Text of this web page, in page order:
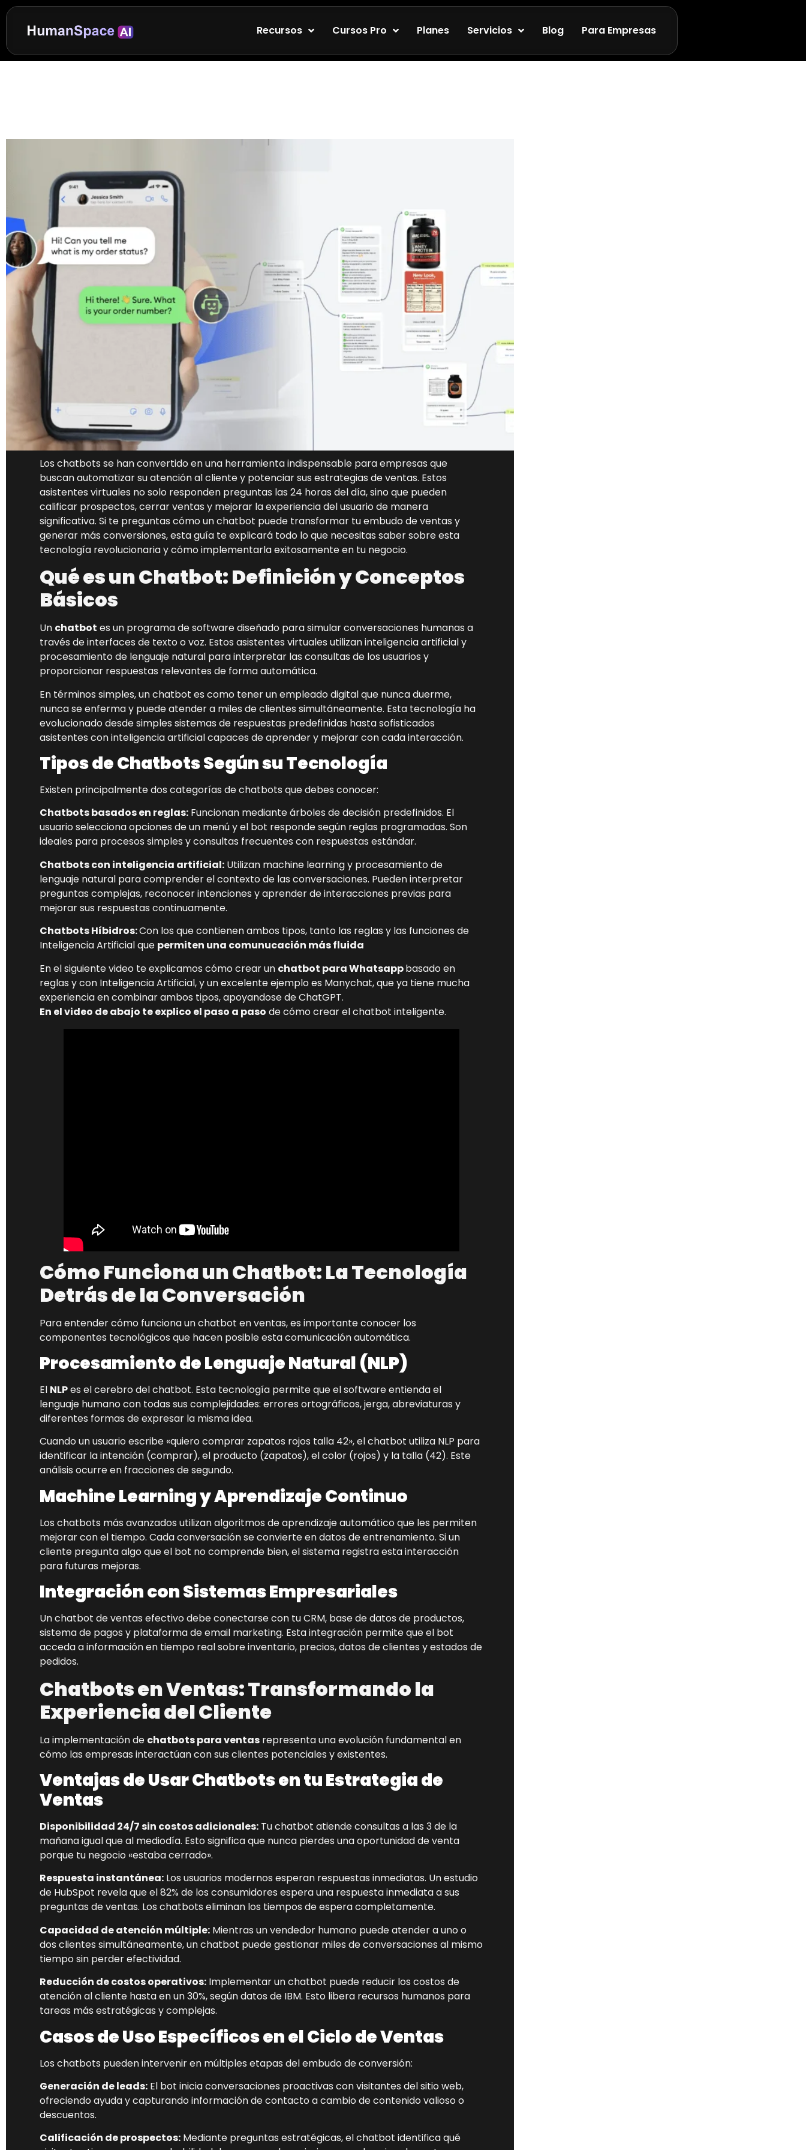
Recursos Cursos Pro Planes Servicios Blog Para Empresas
Los chatbots se han convertido en una herramienta indispensable para empresas que
buscan automatizar su atención al cliente y potenciar sus estrategias de ventas. Estos
asistentes virtuales no solo responden preguntas las 24 horas del día, sino que pueden
calificar prospectos, cerrar ventas y mejorar la experiencia del usuario de manera
significativa. Si te preguntas cómo un chatbot puede transformar tu embudo de ventas y
generar más conversiones, esta guía te explicará todo lo que necesitas saber sobre esta
tecnología revolucionaria y cómo implementarla exitosamente en tu negocio.
Qué es un Chatbot: Definición y Conceptos
Básicos
Un chatbot es un programa de software diseñado para simular conversaciones humanas a
través de interfaces de texto o voz. Estos asistentes virtuales utilizan inteligencia artificial y
procesamiento de lenguaje natural para interpretar las consultas de los usuarios y
proporcionar respuestas relevantes de forma automática.
En términos simples, un chatbot es como tener un empleado digital que nunca duerme,
nunca se enferma y puede atender a miles de clientes simultáneamente. Esta tecnología ha
evolucionado desde simples sistemas de respuestas predefinidas hasta sofisticados
asistentes con inteligencia artificial capaces de aprender y mejorar con cada interacción.
Tipos de Chatbots Según su Tecnología
Existen principalmente dos categorías de chatbots que debes conocer:
Chatbots basados en reglas:Funcionan mediante árboles de decisión predefinidos. El
usuario selecciona opciones de un menú y el bot responde según reglas programadas. Son
ideales para procesos simples y consultas frecuentes con respuestas estándar.
Chatbots con inteligencia artificial:Utilizan machine learning y procesamiento de
lenguaje natural para comprender el contexto de las conversaciones. Pueden interpretar
preguntas complejas, reconocer intenciones y aprender de interacciones previas para
mejorar sus respuestas continuamente.
Chatbots Híbidros:Con los que contienen ambos tipos, tanto las reglas y las funciones de
Inteligencia Artificial que permiten una comunucación más fluida
En el siguiente video te explicamos cómo crear un chatbot para Whatsappbasado en
reglas y con Inteligencia Artificial, y un excelente ejemplo es Manychat, que ya tiene mucha
experiencia en combinar ambos tipos, apoyandose de ChatGPT.
En el video de abajo te explico el paso a paso de cómo crear el chatbot inteligente.
Cómo Funciona un Chatbot: La Tecnología
Detrás de la Conversación
Para entender cómo funciona un chatbot en ventas, es importante conocer los
componentes tecnológicos que hacen posible esta comunicación automática.
Procesamiento de Lenguaje Natural (NLP)
El NLPes el cerebro del chatbot. Esta tecnología permite que el software entienda el
lenguaje humano con todas sus complejidades: errores ortográficos, jerga, abreviaturas y
diferentes formas de expresar la misma idea.
Cuando un usuario escribe «quiero comprar zapatos rojos talla 42», el chatbot utiliza NLP para
identificar la intención (comprar), el producto (zapatos), el color (rojos) y la talla (42). Este
análisis ocurre en fracciones de segundo.
Machine Learning y Aprendizaje Continuo
Los chatbots más avanzados utilizan algoritmos de aprendizaje automático que les permiten
mejorar con el tiempo. Cada conversación se convierte en datos de entrenamiento. Si un
cliente pregunta algo que el bot no comprende bien, el sistema registra esta interacción
para futuras mejoras.
Integración con Sistemas Empresariales
Un chatbot de ventas efectivo debe conectarse con tu CRM, base de datos de productos,
sistema de pagos y plataforma de email marketing. Esta integración permite que el bot
acceda a información en tiempo real sobre inventario, precios, datos de clientes y estados de
pedidos.
Chatbots en Ventas: Transformando la
Experiencia del Cliente
La implementación de chatbots para ventasrepresenta una evolución fundamental en
cómo las empresas interactúan con sus clientes potenciales y existentes.
Ventajas de Usar Chatbots en tu Estrategia de
Ventas
Disponibilidad 24/7 sin costos adicionales:Tu chatbot atiende consultas a las 3 de la
mañana igual que al mediodía. Esto significa que nunca pierdes una oportunidad de venta
porque tu negocio «estaba cerrado».
Respuesta instantánea:Los usuarios modernos esperan respuestas inmediatas. Un estudio
de HubSpot revela que el 82% de los consumidores espera una respuesta inmediata a sus
preguntas de ventas. Los chatbots eliminan los tiempos de espera completamente.
Capacidad de atención múltiple:Mientras un vendedor humano puede atender a uno o
dos clientes simultáneamente, un chatbot puede gestionar miles de conversaciones al mismo
tiempo sin perder efectividad.
Reducción de costos operativos:Implementar un chatbot puede reducir los costos de
atención al cliente hasta en un 30%, según datos de IBM. Esto libera recursos humanos para
tareas más estratégicas y complejas.
Casos de Uso Específicos en el Ciclo de Ventas
Los chatbots pueden intervenir en múltiples etapas del embudo de conversión:
Generación de leads:El bot inicia conversaciones proactivas con visitantes del sitio web,
ofreciendo ayuda y capturando información de contacto a cambio de contenido valioso o
descuentos.
Calificación de prospectos:Mediante preguntas estratégicas, el chatbot identifica qué